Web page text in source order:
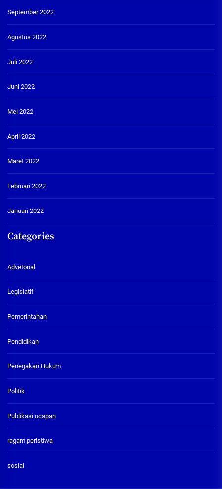
September 2022
Agustus 2022
Juli 2022
Juni 2022
Mei 2022
April 2022
Maret 2022
Februari 2022
Januari 2022
Categories
Advetorial
Legislatif
Pemerintahan
Pendidikan
Penegakan Hukum
Politik
Publikasi ucapan
ragam peristiwa
sosial